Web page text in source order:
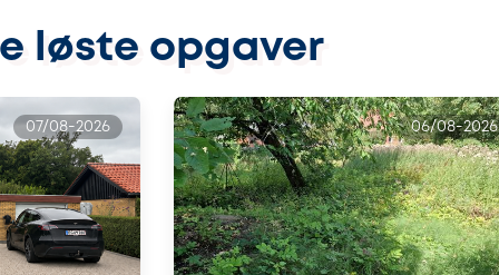
løste opgaver
07/08-2026 06/08-2026